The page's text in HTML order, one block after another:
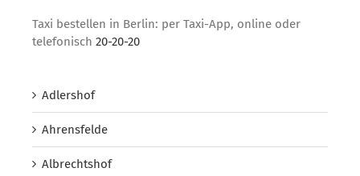
Taxi bestellen in Berlin: per Taxi-App, online oder
telefonisch 20-20-20
Adlershof
Ahrensfelde
Albrechtshof